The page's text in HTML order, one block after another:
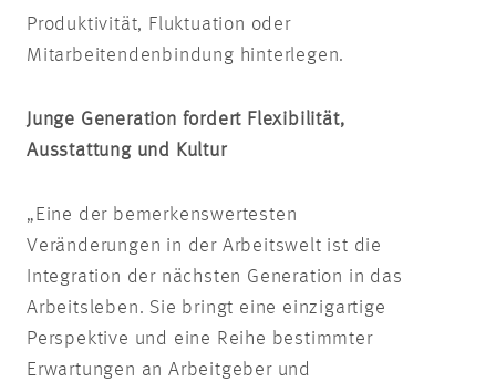
Produktivität, Fluktuation oder
Mitarbeitendenbindung hinterlegen.
Junge Generation fordert Flexibilität,
Ausstattung und Kultur
„Eine der bemerkenswertesten
Veränderungen in der Arbeitswelt ist die
Integration der nächsten Generation in das
Arbeitsleben. Sie bringt eine einzigartige
Perspektive und eine Reihe bestimmter
Erwartungen an Arbeitgeber und